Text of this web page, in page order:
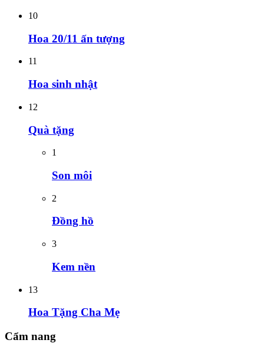
10
Hoa 20/11 ấn tượng
11
Hoa sinh nhật
12
Quà tặng
1
Son môi
2
Đồng hồ
3
Kem nền
13
Hoa Tặng Cha Mẹ
Cẩm nang